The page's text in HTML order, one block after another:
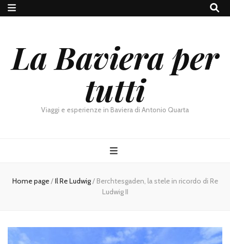
La Baviera per
tutti
Viaggi e esperienze in Baviera di Antonio Quarta
Home page/Il Re Ludwig/ Berchtesgaden, la stele in ricordo di Re
Ludwig II